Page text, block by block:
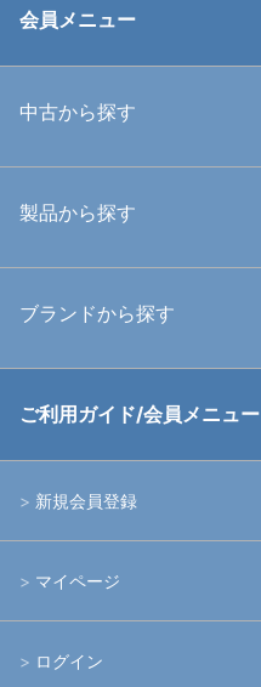
会員メニュー
中古から探す
中古ハウジング
中古アームシステム
製品から探す
ハウジング
ブランドから探す
RGBlue
イノン
フィッシュアイ
ご利用ガイド/会員メニュー
新規会員登録
マイページ
ログイン